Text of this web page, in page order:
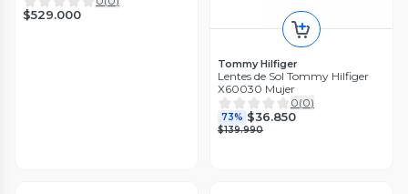
$529.000
Tommy Hilfiger
Lentes de Sol Tommy Hilfiger
X60030 Mujer
0(0)
73% $36.850
$139.990